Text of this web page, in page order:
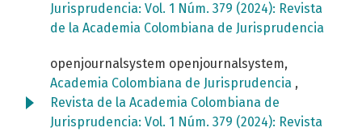
Jurisprudencia: Vol. 1 Núm. 379 (2024): Revista
de la Academia Colombiana de Jurisprudencia
openjournalsystem openjournalsystem,
Academia Colombiana de Jurisprudencia ,
Revista de la Academia Colombiana de
Jurisprudencia: Vol. 1 Núm. 379 (2024): Revista